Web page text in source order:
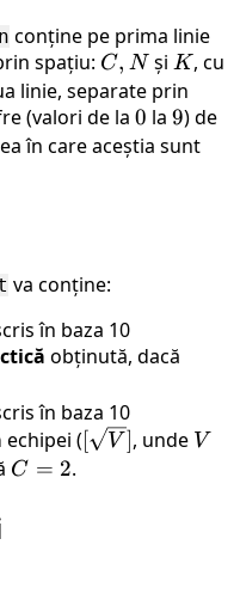
conține pe prima linie
spațiu: C,
N
C, Nși K
K, cu
linie, separate prin
(valori de la0
0 la9
9) de
în care aceștia sunt
va conține:
în baza 10
obținută, dacă
în baza 10
echipei ([\sqrt{V}]
[ V ], unde V
V
C
C = 2.